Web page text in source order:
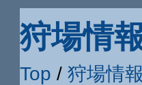
狩場情
Top /狩場情報